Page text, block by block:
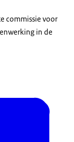
commissie voor
in de